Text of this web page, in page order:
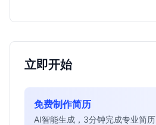
立即开始
免费制作简历
AI智能生成，3分钟完成专业简历